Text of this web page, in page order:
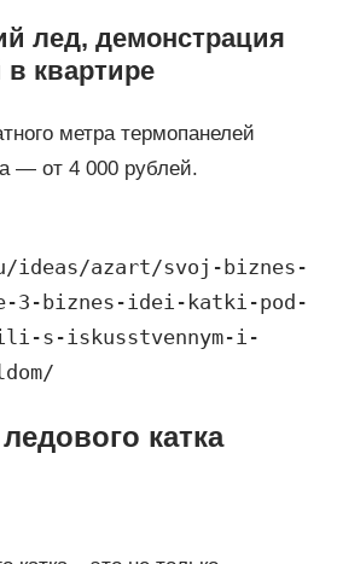
лед, демонстрация
квартире
метра термопанелей
— от 4 000 рублей.
ideas/azart/svoj-biznes-
3-biznes-idei-katki-pod-
ili-s-iskusstvennym-i-
катка